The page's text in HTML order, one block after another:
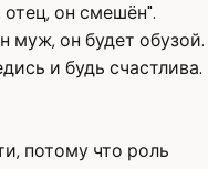
он смешён".
муж, он будет обузой.
и будь счастлива.
потому что роль